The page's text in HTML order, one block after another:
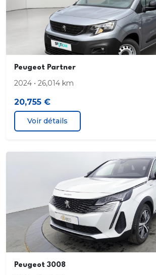
ESP
Essuie-glaces à capteur de pluie
Feux à LED feux stop. feux de
clignotants. feux de jour. feux arrières
route
Frein à main électrique
Prise s 12V AV
Programme de stabilité de remorque
Protection des seuils de portes inox
Peugeot Partner
2024 • 26,014 km
20,755 €
Voir détails
Peugeot 3008